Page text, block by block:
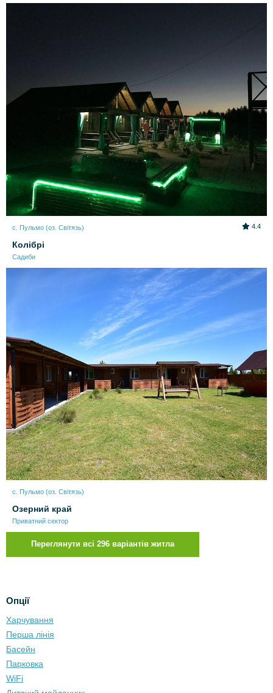
с. Пульмо (оз. Світязь) 4.4
Колібрі
Садиби
с. Пульмо (оз. Світязь)
Озерний край
Приватний сектор
Переглянути всі 296 варіантів житла
Опції
Харчування
Перша лінія
Басейн
Парковка
WiFi